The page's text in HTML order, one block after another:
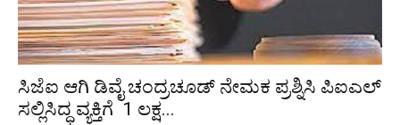
ಸಿಜೆಐ ಆಗಿ ಡಿವೈ ಚಂದ್ರಚೂಡ್ ನೇಮಕ ಪ್ರಶ್ನಿಸಿ ಪಿಐಎಲ್
ಸಲ್ಲಿಸಿದ್ಧ ವ್ಯಕ್ತಿಗೆ 1 ಲಕ್ಷ...